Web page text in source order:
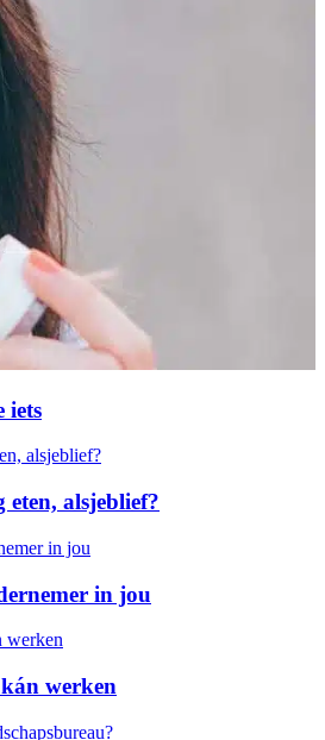
iets
eten, alsjeblief?
in jou
werken